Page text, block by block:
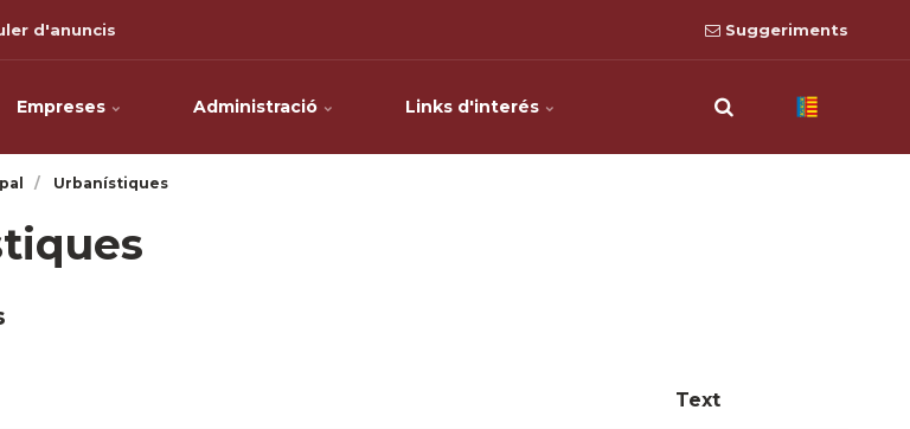
d'anuncis Suggeriments
Empreses Administració Links d'interés
Urbanístiques
Text